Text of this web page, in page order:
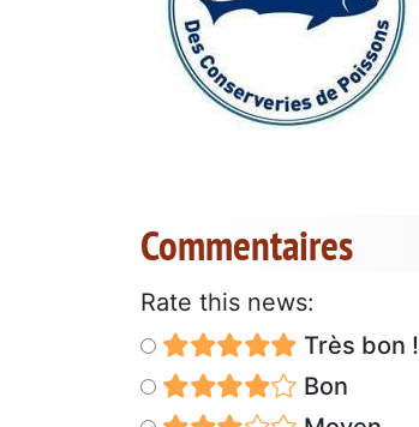
Commentaires
Rate this news:
Très bon !
Bon